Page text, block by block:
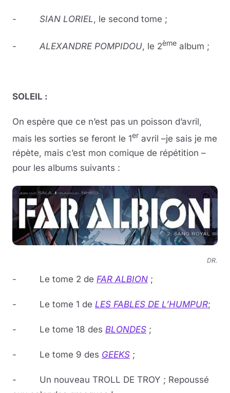
- SIAN LORIEL, le second tome ;
- ALEXANDRE POMPIDOU, le 2ème album ;
SOLEIL :
On espère que ce n’est pas un poisson d’avril,
mais les sorties se feront le 1er avril –je sais je me
répète, mais c’est mon comique de répétition –
pour les albums suivants :
DR.
- Le tome 2 de FAR ALBION ;
- Le tome 1 de LES FABLES DE L’HUMPUR;
- Le tome 18 des BLONDES ;
- Le tome 9 des GEEKS ;
- Un nouveau TROLL DE TROY ; Repoussé